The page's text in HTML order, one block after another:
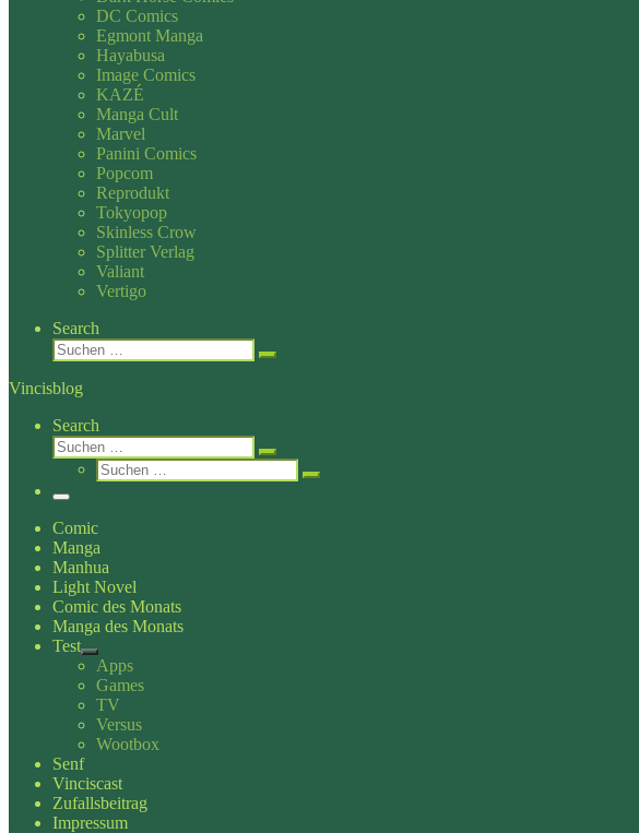
DC Comics
Egmont Manga
Hayabusa
Image Comics
KAZÉ
Manga Cult
Marvel
Panini Comics
Popcom
Reprodukt
Tokyopop
Skinless Crow
Splitter Verlag
Valiant
Vertigo
Search
Suche
Suchen …
Vincisblog
Search
Suche
Suchen …
Suche
Suchen …
Menü
Comic
Manga
Manhua
Light Novel
Comic des Monats
Manga des Monats
Test
Apps
Games
TV
Versus
Wootbox
Senf
Vinciscast
Zufallsbeitrag
Impressum